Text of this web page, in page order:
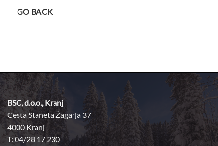
GO BACK
BSC, d.o.o., Kranj
Cesta Staneta Žagarja 37
4000 Kranj
T: 04/28 17 230